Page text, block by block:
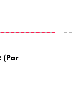
(Par